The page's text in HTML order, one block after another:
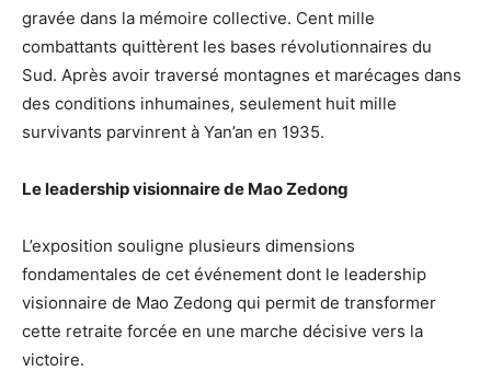
gravée dans la mémoire collective. Cent mille
combattants quittèrent les bases révolutionnaires du
Sud. Après avoir traversé montagnes et marécages dans
des conditions inhumaines, seulement huit mille
survivants parvinrent à Yan’an en 1935.
Le leadership visionnaire de Mao Zedong
L’exposition souligne plusieurs dimensions
fondamentales de cet événement dont le leadership
visionnaire de Mao Zedong qui permit de transformer
cette retraite forcée en une marche décisive vers la
victoire.